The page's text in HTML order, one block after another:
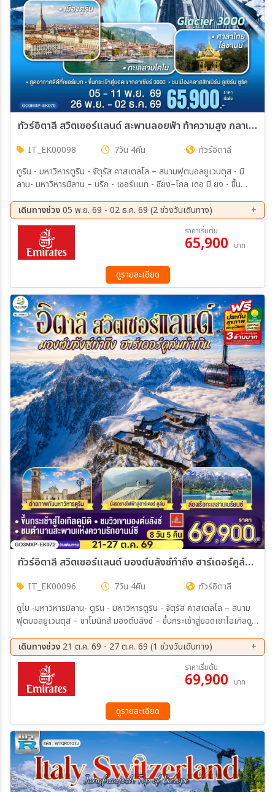
ทัวร์อิตาลี สวิตเซอร์แลนด์ สะพานลอยฟ้า ท้าความสูง กลาเซียร์ 3000 7วัน 4คืน(EK)
IT_EK00098 7วัน 4คืน
ทัวร์อิตาลี
ตูริน - มหาวิหารตูริน - จัตุรัส คาสเตลโล – สนามฟุตบอลยูเวนตุส - มิ
ลาน- มหาวิหารมิลาน – บริก - เซอร์แมท - ซียง–โกล เดอ ปิ ยง - ขึ้น
เจนิวา – น้ำพุเจทโด - โลซานน์ - ศาลาไทย - เบิร์น - บ่อหมี – นาฬิกา
ดาราศาสตร์ -อินเตอร์ลาเคน - ลูเซิร์น - สิงโตหินแกะสลัก - สะพานไม้ขา
เปล -ซูริค- โบสถ์ฟรอมุนสเตอร์–จัตุรัสปาราเดพลาทซ์–เมืองเก่าซูริค - ซุก
เดินทางช่วง05 พ.ย. 69 - 02 ธ.ค. 69 (2 ช่วงวันเดินทาง)
05 พ.ย. 69 - 11 พ.ย. 69 26 พ.ย. 69 - 02 ธ.ค. 69
ราคาเริ่มต้น
65,900 บาท
ดูรายละเอียด
ทัวร์อิตาลี สวิตเซอร์แลนด์ มองต์บลังซ์ทำถึง ฮาร์เดอร์คูล์มทำเกิน 7วัน 4คืน (EK)
IT_EK00096 7วัน 4คืน
ทัวร์อิตาลี
ดูไบ -มหาวิหารมิลาน- ตูริน - มหาวิหารตูริน - จัตุรัส คาสเตลโล – สนาม
ฟุตบอลยูเวนตุส – ชาโมนิกส์ มองต์บลังซ์ – ขึ้นกระเช้าสู่ยอดเขาไอเกิลดู
น้ำ - เจนีวา - น้ำพุเจทโด - นาฬิกาดอกไม้ - โลซานน์ – ศาลาไทย
เฉลิมพระเกียรติ - มองเทรอซ์ – ปราสาทชิลยอง – เบิร์น–อินเตอร์ลาเกน
- นั่งรถกระเช้าไฟฟ้าฮาร์เดอร์ คูล์ม - ล่องเรือทะเลสาบเบรียนซ์ - ซูริค- ซุก
- ร้านช่างทองโบราณ - ลูเซิร์น - สิงโตหินแกะสลัก - สะพานไม้ขาเปล -
ทะเลสาบโคโม
เดินทางช่วง 21 ต.ค. 69 - 27 ต.ค. 69 (1 ช่วงวันเดินทาง)
21 ต.ค. 69 - 27 ต.ค. 69 ราคาเริ่มต้น
69,900 บาท
ดูรายละเอียด